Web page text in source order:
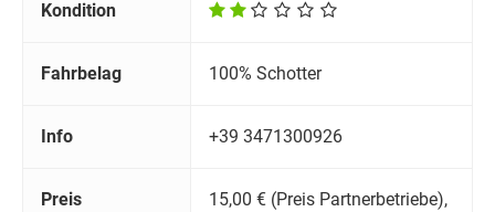
Kondition
Fahrbelag 100% Schotter
Info +39 3471300926
Preis
15,00 € (Preis Partnerbetriebe),